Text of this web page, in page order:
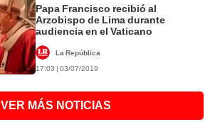
Papa Francisco recibió al
Arzobispo de Lima durante
audiencia en el Vaticano
La República
17:03 | 03/07/2019
VER MÁS NOTICIAS